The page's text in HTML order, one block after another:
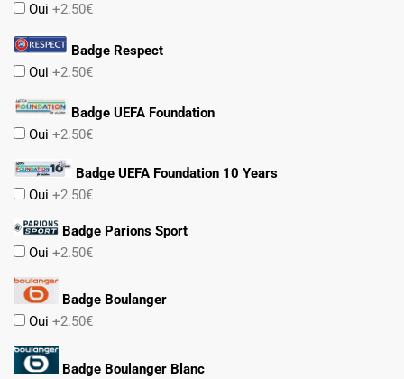
Oui +2.50€
Badge Respect
Oui +2.50€
Badge UEFA Foundation
Oui +2.50€
Badge UEFA Foundation 10 Years
Oui +2.50€
Badge Parions Sport
Oui +2.50€
Badge Boulanger
Oui +2.50€
Badge Boulanger Blanc